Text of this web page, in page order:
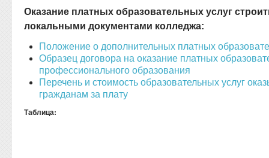
Оказание платных образовательных услуг
локальными документами колледжа:
Положение о дополнительных платных
Образец договора на оказание платных
профессионального образования
Перечень и стоимость образовательных услуг
гражданам за плату
Таблица: